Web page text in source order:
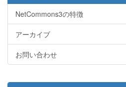
NetCommons3の特徴
アーカイブ
お問い合わせ